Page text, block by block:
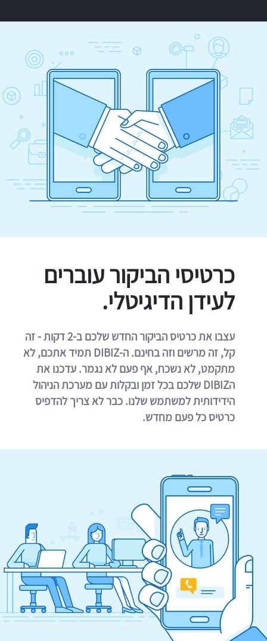
כרטיסי הביקור עוברים
לעידן הדיגיטלי.
עצבו את כרטיס הביקור החדש שלכם ב-2 דקות - זה
קל, זה מרשים וזה בחינם. ה-DIBIZ תמיד אתכם, לא
מתקמט, לא נשכח, אף פעם לא נגמר. עדכנו את
הDIBIZ שלכם בכל זמן ובקלות עם מערכת הניהול
הידידותית למשתמש שלנו. כבר לא צריך להדפיס
כרטיס כל פעם מחדש.